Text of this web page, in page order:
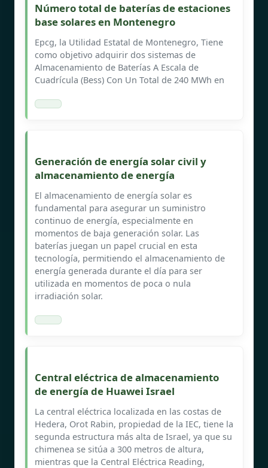
Número total de baterías de estaciones
base solares en Montenegro
Epcg, la Utilidad Estatal de Montenegro, Tiene
como objetivo adquirir dos sistemas de
Almacenamiento de Baterías A Escala de
Cuadrícula (Bess) Con Un Total de 240 MWh en
Generación de energía solar civil y
almacenamiento de energía
El almacenamiento de energía solar es
fundamental para asegurar un suministro
continuo de energía, especialmente en
momentos de baja generación solar. Las
baterías juegan un papel crucial en esta
tecnología, permitiendo el almacenamiento de
energía generada durante el día para ser
utilizada en momentos de poca o nula
irradiación solar.
Central eléctrica de almacenamiento
de energía de Huawei Israel
La central eléctrica localizada en las costas de
Hedera, Orot Rabin, propiedad de la IEC, tiene la
segunda estructura más alta de Israel, ya que su
chimenea se sitúa a 300 metros de altura,
mientras que la Central Eléctrica Reading,